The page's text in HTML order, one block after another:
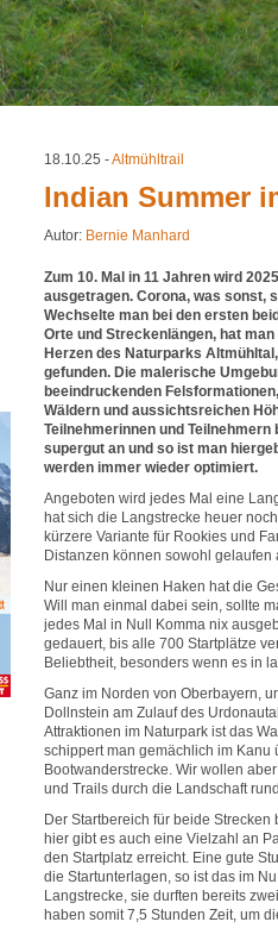
18.10.25 -Altmühltrail
Indian Summer
Autor: Bernie Manhard
Zum 10. Mal in 11 Jahren wird
ausgetragen. Corona, was sonst,
Wechselte man bei den ersten
Orte und Streckenlängen, hat
Herzen des Naturparks
gefunden. Die malerische
beeindruckenden
Wäldern und aussichtsreichen
Teilnehmerinnen und
supergut an und so ist man
werden immer wieder optimiert.
Angeboten wird jedes Mal eine
hat sich die Langstrecke heuer
kürzere Variante für Rookies und
Distanzen können sowohl
Nur einen kleinen Haken hat die
Will man einmal dabei sein, sollte
jedes Mal in Null Komma nix
gedauert, bis alle 700 Startplätze
Beliebtheit, besonders wenn es in
Ganz im Norden von Oberbayern,
Dollnstein am Zulauf des
Attraktionen im Naturpark ist das
schippert man gemächlich im Kanu
Bootwanderstrecke. Wir wollen
und Trails durch die Landschaft
Der Startbereich für beide
hier gibt es auch eine Vielzahl an
den Startplatz erreicht. Eine gute
die Startunterlagen, so ist das im
Langstrecke, sie durften bereits
haben somit 7,5 Stunden Zeit, um